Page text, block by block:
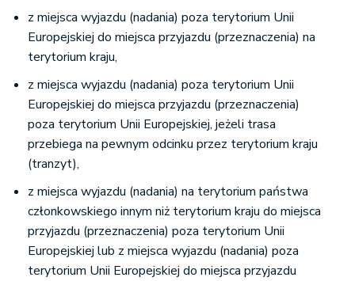
z miejsca wyjazdu (nadania) poza terytorium Unii
Europejskiej do miejsca przyjazdu (przeznaczenia) na
terytorium kraju,
z miejsca wyjazdu (nadania) poza terytorium Unii
Europejskiej do miejsca przyjazdu (przeznaczenia)
poza terytorium Unii Europejskiej, jeżeli trasa
przebiega na pewnym odcinku przez terytorium kraju
(tranzyt),
z miejsca wyjazdu (nadania) na terytorium państwa
członkowskiego innym niż terytorium kraju do miejsca
przyjazdu (przeznaczenia) poza terytorium Unii
Europejskiej lub z miejsca wyjazdu (nadania) poza
terytorium Unii Europejskiej do miejsca przyjazdu